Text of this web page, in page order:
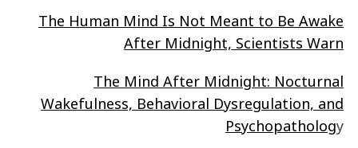
The Human Mind Is Not Meant to Be Awake
After Midnight, Scientists Warn
The Mind After Midnight: Nocturnal
Wakefulness, Behavioral Dysregulation, and
Psychopathology